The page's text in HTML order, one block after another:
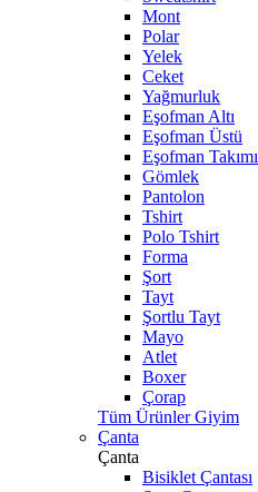
Mont
Polar
Yelek
Ceket
Yağmurluk
Eşofman Altı
Eşofman Üstü
Eşofman Takımı
Gömlek
Pantolon
Tshirt
Polo Tshirt
Forma
Şort
Tayt
Şortlu Tayt
Mayo
Atlet
Boxer
Çorap
Tüm Ürünler Giyim
Çanta
Çanta
Bisiklet Çantası